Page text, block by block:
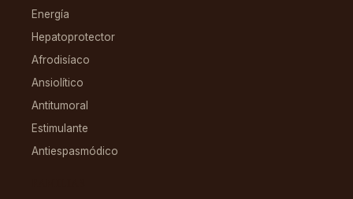
Energía
Hepatoprotector
Afrodisíaco
Ansiolítico
Antitumoral
Estimulante
Antiespasmódico